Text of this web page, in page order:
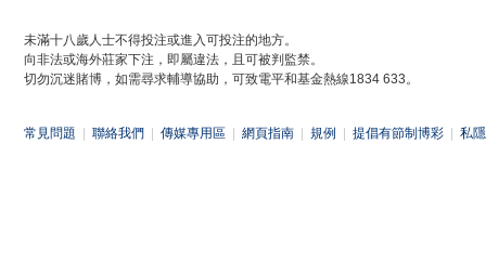
未滿十八歲人士不得投注或進入可投注的地方。
向非法或海外莊家下注，即屬違法，且可被判監禁。
切勿沉迷賭博，如需尋求輔導協助，可致電平和基金熱線1834 633。
常見問題 聯絡我們 傳媒專用區 網頁指南 規例 提倡有節制博彩 私